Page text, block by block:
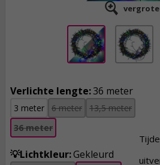
Verlichte lengte:36 meter
3 meter 6 meter
13,5 meter
36 meter
💡Lichtkleur:Gekleurd